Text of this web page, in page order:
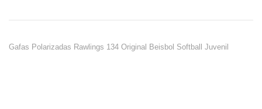
Gafas Polarizadas Rawlings 134 Original Beisbol Softball Juvenil